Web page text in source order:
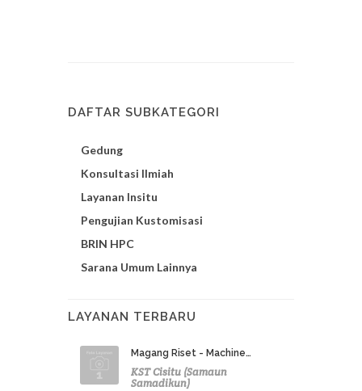
DAFTAR SUBKATEGORI
Gedung
Konsultasi Ilmiah
Layanan Insitu
Pengujian Kustomisasi
BRIN HPC
Sarana Umum Lainnya
LAYANAN TERBARU
Magang Riset - Machine…
KST Cisitu (Samaun
Samadikun)